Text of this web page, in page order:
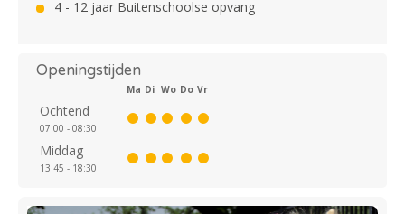
4 - 12 jaar Buitenschoolse opvang
Openingstijden
Ma Di Wo Do Vr
Ochtend
07:00 - 08:30
Middag
13:45 - 18:30